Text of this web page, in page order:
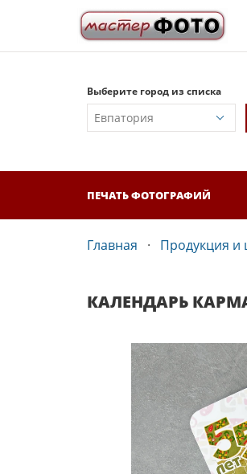
Выберите город из списка
ПЕЧАТЬ ФОТОГРАФИЙ
Главная Продукция и
КАЛЕНДАРЬ